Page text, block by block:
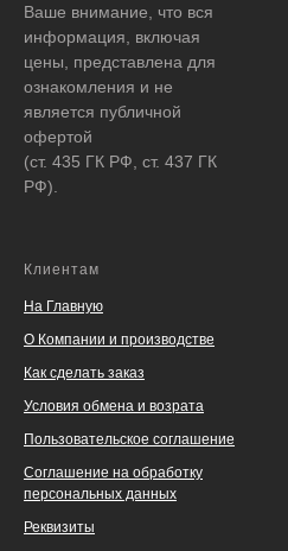
Ваше внимание, что вся
информация, включая
цены, представлена для
ознакомления и не
является публичной
офертой
(ст. 435 ГК РФ, ст. 437 ГК
РФ).
Клиентам
На Главную
О Компании и производстве
Как сделать заказ
Условия обмена и возрата
Пользовательское соглашение
Соглашение на обработку
персональных данных
Реквизиты